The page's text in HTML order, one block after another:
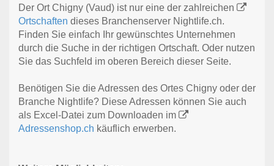
Der Ort Chigny (Vaud) ist nur eine der zahlreichen
Ortschaften dieses Branchenserver Nightlife.ch.
Finden Sie einfach Ihr gewünschtes Unternehmen
durch die Suche in der richtigen Ortschaft. Oder nutzen
Sie das Suchfeld im oberen Bereich dieser Seite.
Benötigen Sie die Adressen des Ortes Chigny oder der
Branche Nightlife? Diese Adressen können Sie auch
als Excel-Datei zum Downloaden im
Adressenshop.ch käuflich erwerben.